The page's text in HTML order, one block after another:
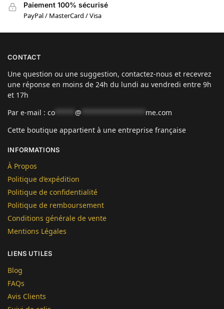
Paiement 100% sécurisé
PayPal / MasterCard / Visa
CONTACT
Une question ou une suggestion, contactez-nous et recevrez
une réponse en moins de 24h du lundi au vendredi entre 9h
et 17h
Par e-mail : co @
me.com
Cette boutique appartient à une entreprise française
INFORMATIONS
À Propos
Politique d’expédition
Politique de confidentialité
Politique de remboursement
Conditions générale de vente
Mentions Légales
LIENS UTILES
Blog
FAQs
Avis Clients